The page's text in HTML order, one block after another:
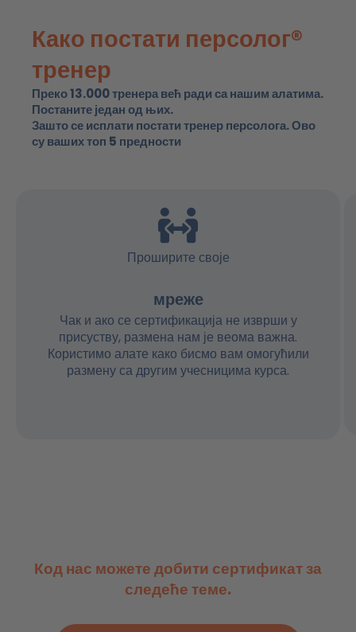
Како постати персолог®
тренер
Преко 13.000 тренера већ ради са нашим алатима.
Постаните један од њих.
Зашто се исплати постати тренер персолога. Ово
су ваших топ 5 предности
Проширите своје
мреже
Чак и ако се сертификација не изврши у
присуству, размена нам је веома важна.
Користимо алате како бисмо вам омогућили
размену са другим учесницима курса.
Код нас можете добити сертификат за
следеће теме.